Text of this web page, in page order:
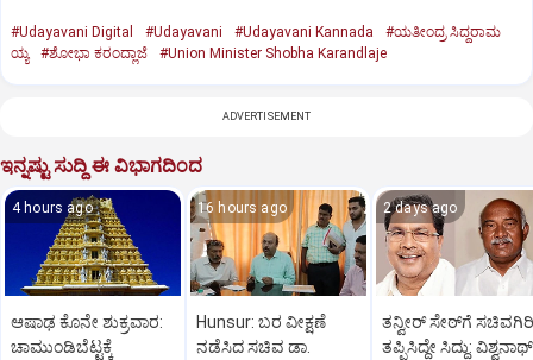
#Udayavani Digital #Udayavani #Udayavani Kannada
#ಯತೀಂದ್ರ ಸಿದ್ದರಾಮ
ಯ್ಯ
#ಶೋಭಾ ಕರಂದ್ಲಾಜೆ #Union Minister Shobha Karandlaje
ADVERTISEMENT
ಇನ್ನಷ್ಟು ಸುದ್ದಿ ಈ ವಿಭಾಗದಿಂದ
4 hours ago
ಆಷಾಢ ಕೊನೇ ಶುಕ್ರವಾರ:
ಚಾಮುಂಡಿಬೆಟ್ಟಕ್ಕೆ
16 hours ago
Hunsur: ಬರ ವೀಕ್ಷಣೆ
ನಡೆಸಿದ ಸಚಿವ ಡಾ.
2 days ago
ತನ್ವೀರ್‌ ಸೇಠ್‌ಗೆ ಸಚಿವಗಿರಿ
ತಪ್ಪಿಸಿದ್ದೇ ಸಿದ್ದು: ವಿಶ್ವನಾಥ್